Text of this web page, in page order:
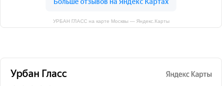
УРБАН ГЛАСС на карте Москвы — Яндекс.Карты